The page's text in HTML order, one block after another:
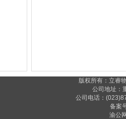
版权所有：立睿
公司地址：
公司电话：
备案
渝公